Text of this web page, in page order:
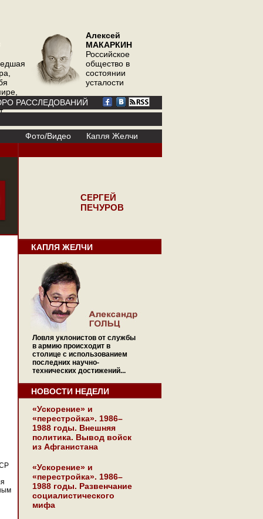
Алексей
МАКАРКИН
Российское
общество в
состоянии
усталости
РАССЛЕДОВАНИЙ
Фото/Видео
Капля Желчи
СЕРГЕЙ
ПЕЧУРОВ
КАПЛЯ ЖЕЛЧИ
Ловля уклонистов от службы
в армию происходит в
столице с использованием
последних научно-
технических достижений...
НОВОСТИ НЕДЕЛИ
«Ускорение» и
«перестройка». 1986–
1988 годы. Внешняя
политика. Вывод войск
из Афганистана
«Ускорение» и
«перестройка». 1986–
1988 годы. Развенчание
социалистического
мифа